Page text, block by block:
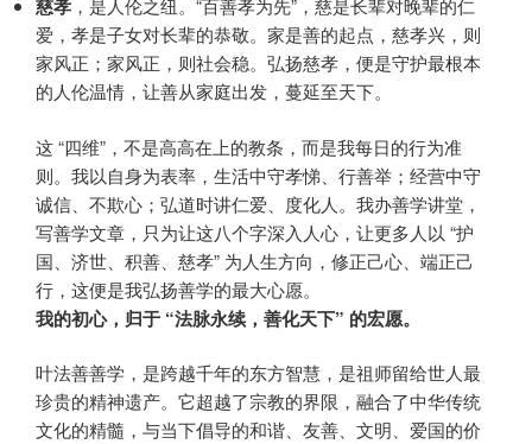
慈孝 ，是人伦之纽。“百善孝为先”，慈是长辈对晚辈的仁
爱，孝是子女对长辈的恭敬。家是善的起点，慈孝兴，则
家风正；家风正，则社会稳。弘扬慈孝，便是守护最根本
的人伦温情，让善从家庭出发，蔓延至天下。
这 “四维”，不是高高在上的教条，而是我每日的行为准
则。我以自身为表率，生活中守孝悌、行善举；经营中守
诚信、不欺心；弘道时讲仁爱、度化人。我办善学讲堂，
写善学文章，只为让这八个字深入人心，让更多人以 “护
国、济世、积善、慈孝” 为人生方向，修正己心、端正己
行，这便是我弘扬善学的最大心愿。
我的初心，归于 “法脉永续，善化天下” 的宏愿。
叶法善善学，是跨越千年的东方智慧，是祖师留给世人最
珍贵的精神遗产。它超越了宗教的界限，融合了中华传统
文化的精髓，与当下倡导的和谐、友善、文明、爱国的价